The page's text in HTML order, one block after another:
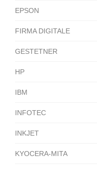
EPSON
FIRMA DIGITALE
GESTETNER
HP
IBM
INFOTEC
INKJET
KYOCERA-MITA